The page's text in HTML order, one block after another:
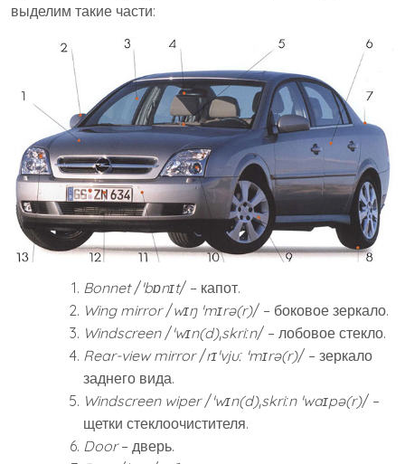
выделим такие части:
Bonnet/ˈbɒnɪt/ – капот.
Wing mirror/wɪŋ ˈmɪrə(r)/ – боковое зеркало.
Windscreen/ˈwɪn(d)ˌskriːn/ – лобовое стекло.
Rear-view mirror/rɪˈvjuː ˈmɪrə(r)/ – зеркало
заднего вида.
Windscreen wiper/ˈwɪn(d)ˌskriːn ˈwaɪpə(r)/ –
щетки стеклоочистителя.
Door– дверь.